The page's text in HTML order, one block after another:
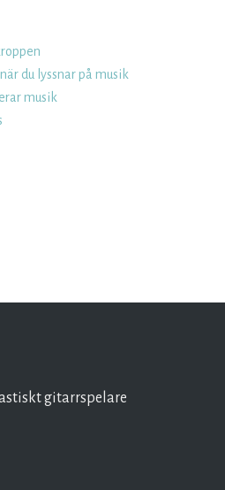
du lyssnar på musik
musik
gitarrspelare